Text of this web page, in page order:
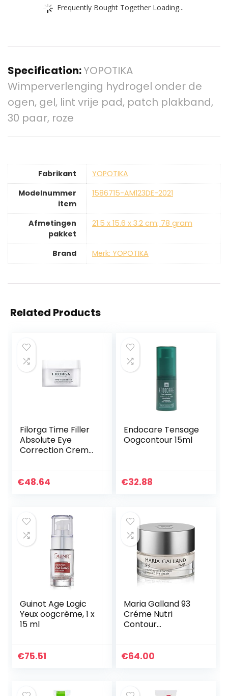
Frequently Bought Together Loading...
Specification:YOPOTIKA
Wimperverlenging hydrogel onder de
ogen, gel, lint vrije pad, patch plakband,
30 paar, roze
Fabrikant
‎YOPOTIKA
Modelnummer
item
‎1586715-AM123DE-2021
Afmetingen
pakket
‎21.5 x 15.6 x 3.2 cm; 78 gram
Brand Merk: YOPOTIKA
Related Products
Filorga Time Filler
Absolute Eye
Correction Creme,
15 ml), Wit
€48.64
Endocare Tensage
Oogcontour 15ml
€32.88
Guinot Age Logic
Yeux oogcrème, 1 x
15 ml
€75.51
Maria Galland 93
Créme Nutri
Contour
€64.00